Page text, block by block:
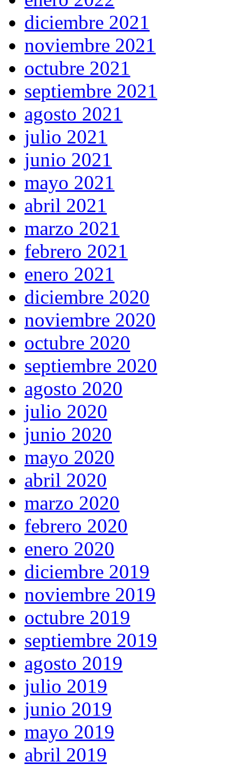
diciembre 2021
noviembre 2021
octubre 2021
septiembre 2021
agosto 2021
julio 2021
junio 2021
mayo 2021
abril 2021
marzo 2021
febrero 2021
enero 2021
diciembre 2020
noviembre 2020
octubre 2020
septiembre 2020
agosto 2020
julio 2020
junio 2020
mayo 2020
abril 2020
marzo 2020
febrero 2020
enero 2020
diciembre 2019
noviembre 2019
octubre 2019
septiembre 2019
agosto 2019
julio 2019
junio 2019
mayo 2019
abril 2019